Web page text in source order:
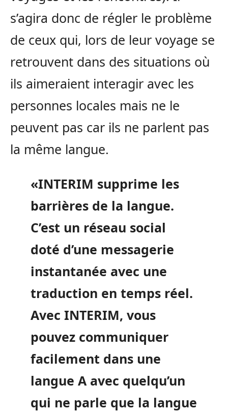
s’agira donc de régler le problème
de ceux qui, lors de leur voyage se
retrouvent dans des situations où
ils aimeraient interagir avec les
personnes locales mais ne le
peuvent pas car ils ne parlent pas
la même langue.
«INTERIM supprime les
barrières de la langue.
C’est un réseau social
doté d’une messagerie
instantanée avec une
traduction en temps réel.
Avec INTERIM, vous
pouvez communiquer
facilement dans une
langue A avec quelqu’un
qui ne parle que la langue